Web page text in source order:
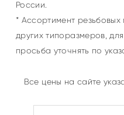
России.
* Ассортимент резьбовых
других типоразмеров,
просьба уточнять по
Все цены на сайте